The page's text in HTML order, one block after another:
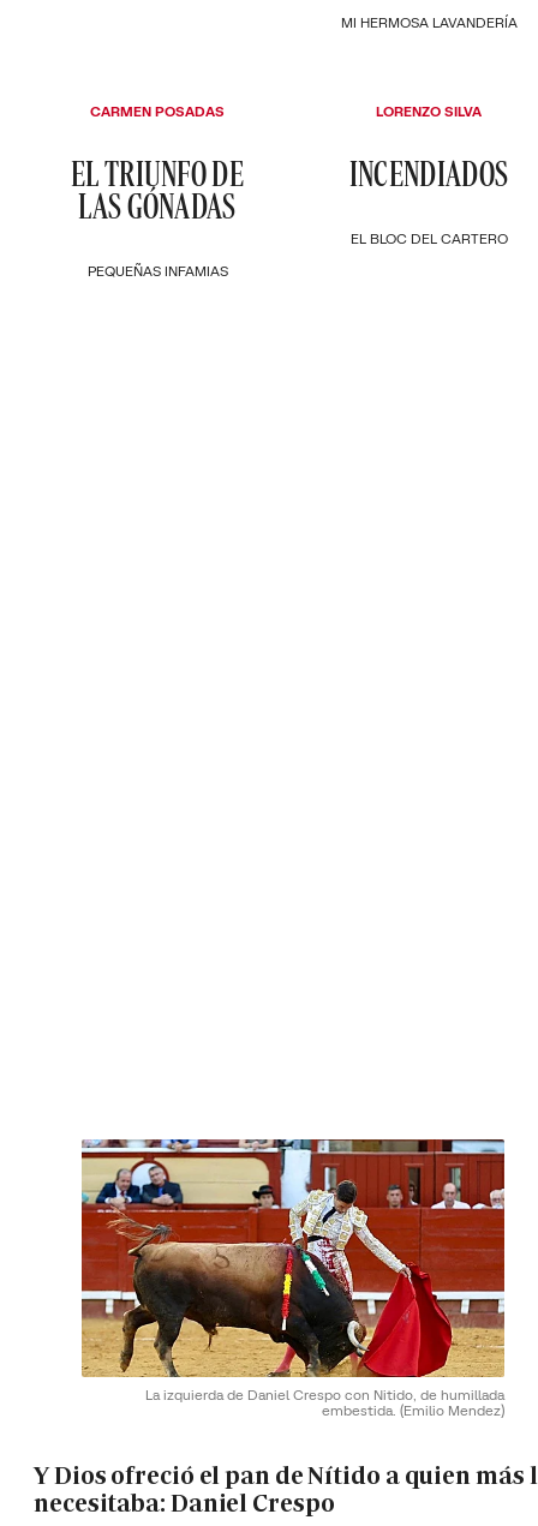
MI HERMOSA LAVANDERÍA
PEQUEÑAS INFAMIAS
EL TRIUNFO DE
LAS GÓNADAS
CARMEN POSADAS
EL BLOC DEL CARTERO
INCENDIADOS
LORENZO SILVA
La izquierda de Daniel Crespo con Nitido, de humillada
embestida. (Emilio Mendez)
Y Dios ofreció el pan de Nítido a quien más
necesitaba: Daniel Crespo